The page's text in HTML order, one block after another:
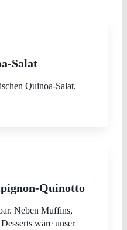
Salat
Quinoa-Salat,
Quinotto
Neben Muffins,
wäre unser